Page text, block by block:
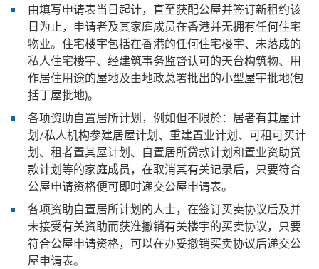
由填写申请表当日起计，直至获配公屋并签订新租约该
日为止，申请者及其家庭成员在香港并无拥有任何住宅
物业。住宅楼宇包括在香港的任何住宅楼宇、未落成的
私人住宅楼宇、经建筑事务监督认可的天台构筑物、用
作居住用途的屋地及由地政总署批出的小型屋宇批地(包
括丁屋批地)。
各项资助自置居所计划，例如但不限於：居者有其屋计
划/私人机构参建居屋计划、重建置业计划、可租可买计
划、租者置其屋计划、自置居所贷款计划和置业资助贷
款计划等的家庭成员，在取消其有关记录后，只要符合
公屋申请资格便可即时递交公屋申请表。
各项资助自置居所计划的人士，在签订买卖协议后及并
未接受有关资助而获准撤销有关楼宇的买卖协议，只要
符合公屋申请资格，可以在办妥撤销买卖协议后递交公
屋申请表。